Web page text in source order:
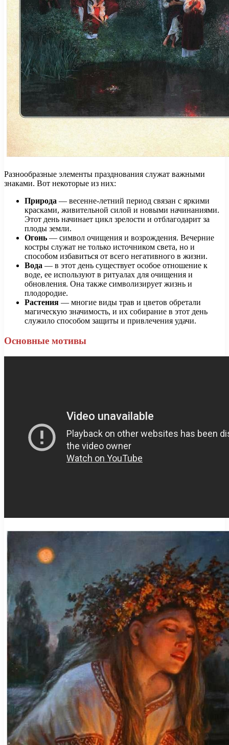
Разнообразные элементы празднования служат важными
знаками. Вот некоторые из них:
Природа — весенне-летний период связан с яркими
красками, живительной силой и новыми начинаниями.
Этот день начинает цикл зрелости и отблагодарит за
плоды земли.
Огонь — символ очищения и возрождения. Вечерние
костры служат не только источником света, но и
способом избавиться от всего негативного в жизни.
Вода — в этот день существует особое отношение к
воде, ее используют в ритуалах для очищения и
обновления. Она также символизирует жизнь и
плодородие.
Растения — многие виды трав и цветов обретали
магическую значимость, и их собирание в этот день
служило способом защиты и привлечения удачи.
Основные мотивы